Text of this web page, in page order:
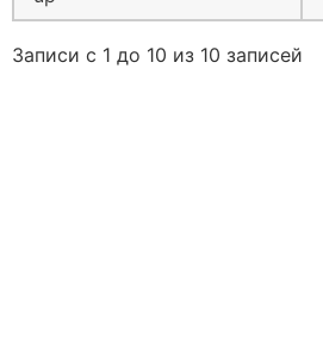
Записи с 1 до 10 из 10 записей